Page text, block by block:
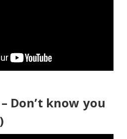
Don’t know you